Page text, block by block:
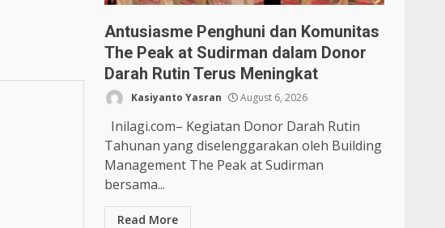
Antusiasme Penghuni dan Komunitas
The Peak at Sudirman dalam Donor
Darah Rutin Terus Meningkat
Kasiyanto Yasran August 6, 2026
Inilagi.com– Kegiatan Donor Darah Rutin
Tahunan yang diselenggarakan oleh Building
Management The Peak at Sudirman
bersama...
Read More